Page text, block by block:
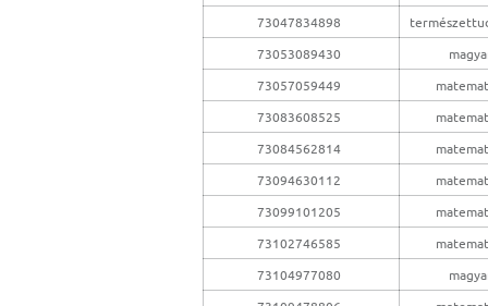
73047834898
73053089430
73057059449
73083608525
73084562814
73094630112
73099101205
73102746585
73104977080